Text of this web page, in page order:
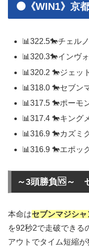
🟠《WIN1》京
📊322.5🐎チェル
📊320.3🐎インヴ
📊320.2 🐎ジェッ
📊318.0 🐎セブン
📊317.5 🐎ポーモ
📊317.4 🐎キング
📊316.9 🐎カズミ
📊316.9 🐎エポッ
～3頭勝負🆚～
本命はセブンマジシャ
を92秒2で走破できる
アウトでタイム短縮